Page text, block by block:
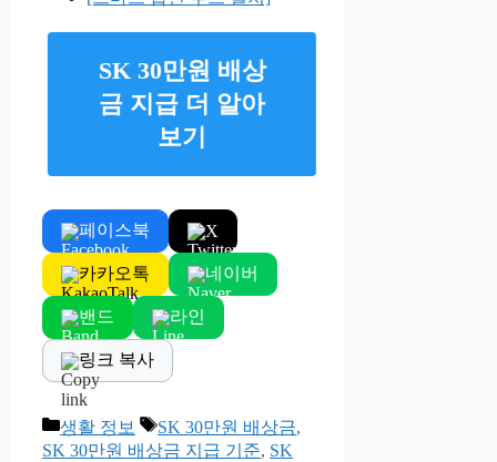
SK 30만원 배상
금 지급 더 알아
보기
페이스북 X
카카오톡 네이버
밴드 라인
링크 복사
Categories
생활 정보 Tags
SK 30만원 배상금,
SK 30만원 배상금 지급 기준, SK